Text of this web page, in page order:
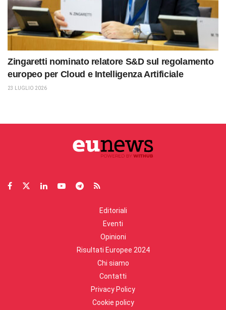
Zingaretti nominato relatore S&D sul regolamento
europeo per Cloud e Intelligenza Artificiale
23 LUGLIO 2026
Editoriali
Eventi
Opinioni
Risultati Europee 2024
Chi siamo
Contatti
Privacy Policy
Cookie policy